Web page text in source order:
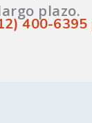
plazo.
400-